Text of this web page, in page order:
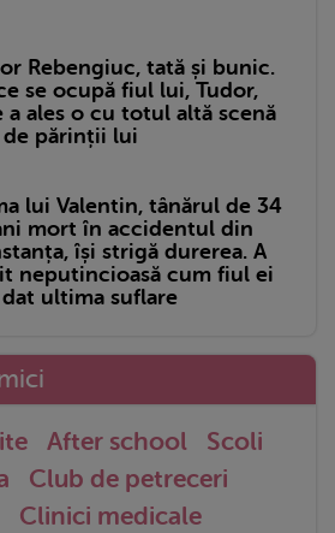
Rebengiuc, tată și bunic.
se ocupă fiul lui, Tudor,
a ales o cu totul altă scenă
de părinții lui
lui Valentin, tânărul de 34
mort în accidentul din
își strigă durerea. A
neputincioasă cum fiul ei
ultima suflare
After school
Scoli
Club de petreceri
Clinici medicale